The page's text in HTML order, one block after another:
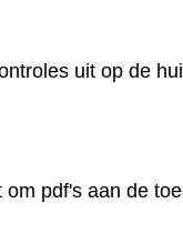
uit op de
pdf's aan de